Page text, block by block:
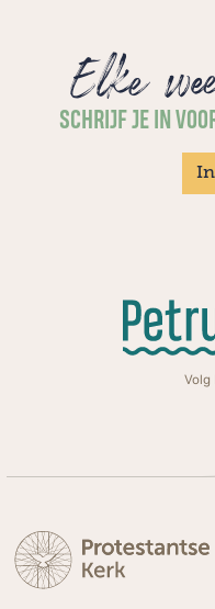
Elke
SCHRIJF JE IN